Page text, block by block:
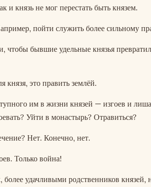
и князь не мог перестать быть князем.
пойти служить более сильному
чтобы бывшие удельные князья
князя, это править землёй.
им в жизни князей — изгоев и
Уйти в монастырь? Отравиться?
Нет. Конечно, нет.
Только война!
удачливыми родственников князей,